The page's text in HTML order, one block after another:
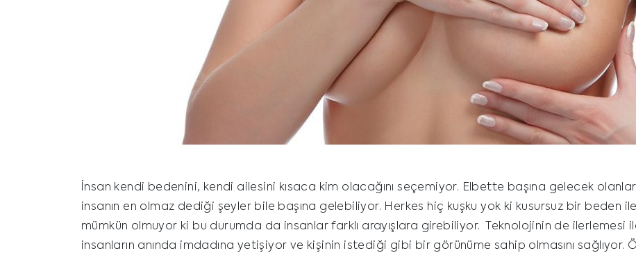
İnsan kendi bedenini, kendi ailesini kısaca kim olacağını seçemiyor. Elbette başına gelecek
insanın en olmaz dediği şeyler bile başına gelebiliyor. Herkes hiç kuşku yok ki kusursuz bir beden
mümkün olmuyor ki bu durumda da insanlar farklı arayışlara girebiliyor. Teknolojinin de
insanların anında imdadına yetişiyor ve kişinin istediği gibi bir görünüme sahip olmasını sağlıyor.